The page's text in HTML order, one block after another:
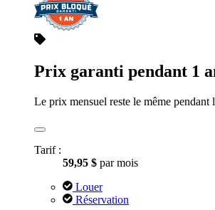
Prix garanti pendant 1
Le prix mensuel reste le même pendant
Tarif :
59,95 $ par mois
Louer
Réservation